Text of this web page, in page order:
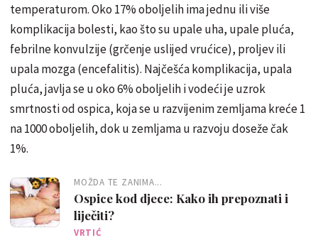
temperaturom. Oko 17% oboljelih ima jednu ili više
komplikacija bolesti, kao što su upale uha, upale pluća,
febrilne konvulzije (grčenje uslijed vrućice), proljev ili
upala mozga (encefalitis). Najčešća komplikacija, upala
pluća, javlja se u oko 6% oboljelih i vodeći je uzrok
smrtnosti od ospica, koja se u razvijenim zemljama kreće 1
na 1000 oboljelih, dok u zemljama u razvoju doseže čak
1%.
MOŽDA TE ZANIMA...
Ospice kod djece: Kako ih prepoznati i
liječiti?
VRTIĆ